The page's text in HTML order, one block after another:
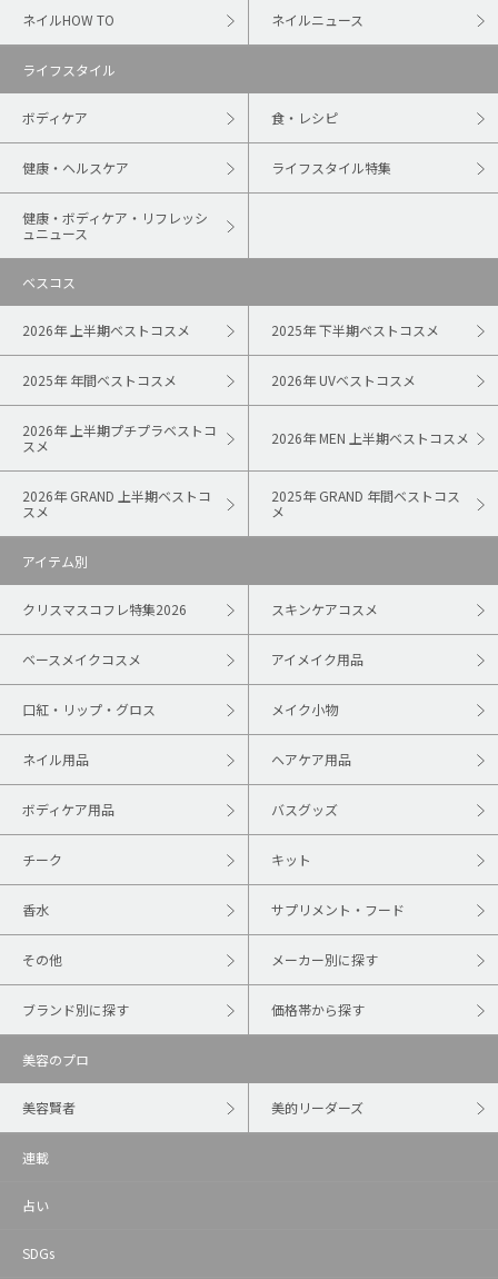
ネイルHOW TO ネイルニュース
ライフスタイル
ボディケア 食・レシピ
健康・ヘルスケア ライフスタイル特集
健康・ボディケア・リフレッシ
ュニュース
ベスコス
2026年 上半期ベストコスメ 2025年 下半期ベストコスメ
2025年 年間ベストコスメ 2026年 UVベストコスメ
2026年 上半期プチプラベストコ
スメ
2026年 MEN 上半期ベストコスメ
2026年 GRAND 上半期ベストコ
スメ
2025年 GRAND 年間ベストコス
メ
アイテム別
クリスマスコフレ特集2026 スキンケアコスメ
ベースメイクコスメ アイメイク用品
口紅・リップ・グロス メイク小物
ネイル用品 ヘアケア用品
ボディケア用品 バスグッズ
チーク キット
香水 サプリメント・フード
その他 メーカー別に探す
ブランド別に探す 価格帯から探す
美容のプロ
美容賢者 美的リーダーズ
連載
占い
SDGs